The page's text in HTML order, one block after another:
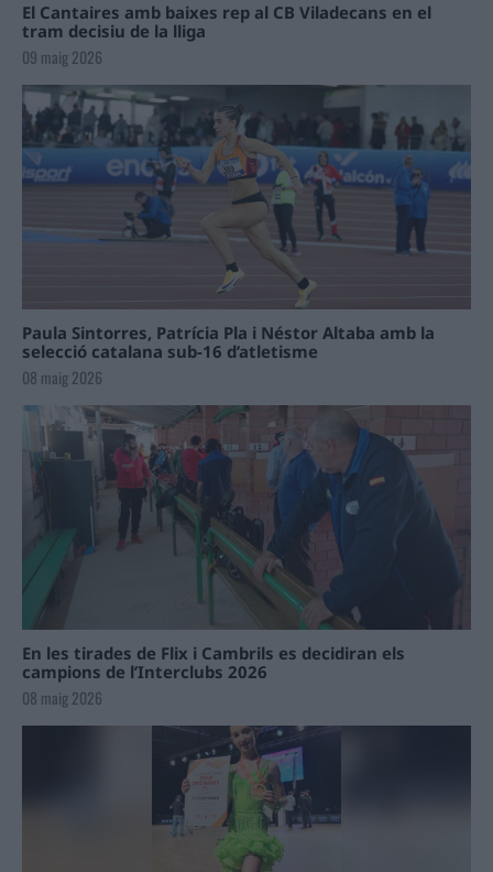
El Cantaires amb baixes rep al CB Viladecans en el
tram decisiu de la lliga
09 maig 2026
Paula Sintorres, Patrícia Pla i Néstor Altaba amb la
selecció catalana sub-16 d’atletisme
08 maig 2026
En les tirades de Flix i Cambrils es decidiran els
campions de l’Interclubs 2026
08 maig 2026